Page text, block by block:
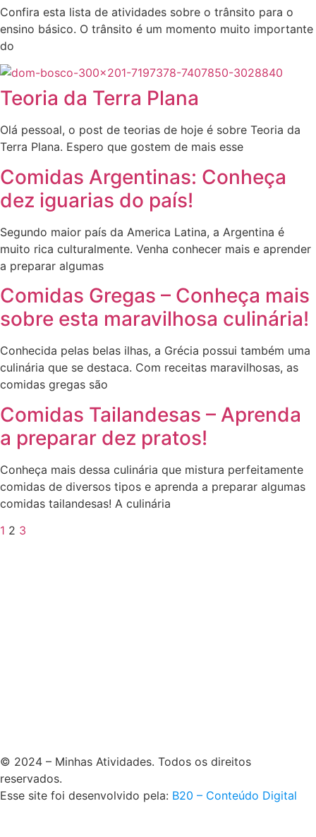
Confira esta lista de atividades sobre o trânsito para o
ensino básico. O trânsito é um momento muito importante
do
Teoria da Terra Plana
Olá pessoal, o post de teorias de hoje é sobre Teoria da
Terra Plana. Espero que gostem de mais esse
Comidas Argentinas: Conheça
dez iguarias do país!
Segundo maior país da America Latina, a Argentina é
muito rica culturalmente. Venha conhecer mais e aprender
a preparar algumas
Comidas Gregas – Conheça mais
sobre esta maravilhosa culinária!
Conhecida pelas belas ilhas, a Grécia possui também uma
culinária que se destaca. Com receitas maravilhosas, as
comidas gregas são
Comidas Tailandesas – Aprenda
a preparar dez pratos!
Conheça mais dessa culinária que mistura perfeitamente
comidas de diversos tipos e aprenda a preparar algumas
comidas tailandesas! A culinária
1 2 3
© 2024 – Minhas Atividades. Todos os direitos
reservados.
Esse site foi desenvolvido pela: B20 – Conteúdo Digital